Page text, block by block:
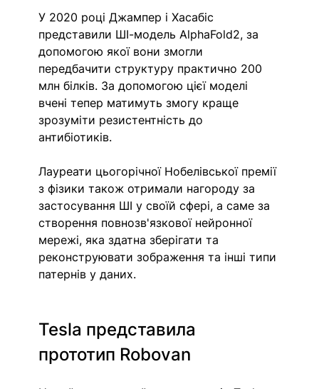
У 2020 році Джампер і Хасабіс
представили ШІ-модель AlphaFold2, за
допомогою якої вони змогли
передбачити структуру практично 200
млн білків. За допомогою цієї моделі
вчені тепер матимуть змогу краще
зрозуміти резистентність до
антибіотиків.
Лауреати цьогорічної Нобелівської премії
з фізики також отримали нагороду за
застосування ШІ у своїй сфері, а саме за
створення повнозв'язкової нейронної
мережі, яка здатна зберігати та
реконструювати зображення та інші типи
патернів у даних.
Tesla представила
прототип Robovan